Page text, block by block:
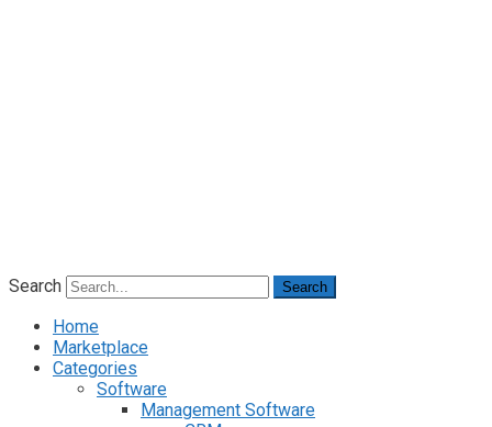
Search Search
Home
Marketplace
Categories
Software
Management Software